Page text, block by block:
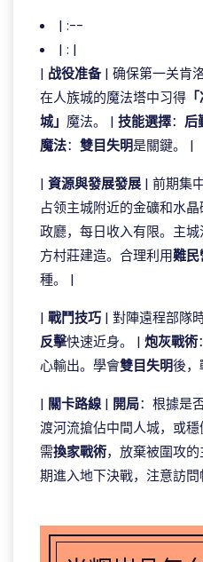
| :--
| : |
| 战役准备| 确保第一关肯
在人族城的魔法塔中习得
城」 魔法。 | 技能選擇： 后
魔法： 雙目失明是關鍵。 |
| 資源與發展發展 | 前期集
占领主城附近的金礦和水
政廳，每日收入有限。主
方村莊建造。合理利用難民
種。 |
| 戰鬥技巧 | 對陣遠程部隊
反擊快速近身。 | 炮灰戰術
心輸出。學會雙目失明後，
| 關卡路線 | 開局：根據是
渡河流搶佔中間人城，或
需換家戰術，放棄被圍攻
期進入地下決戰，注意訪